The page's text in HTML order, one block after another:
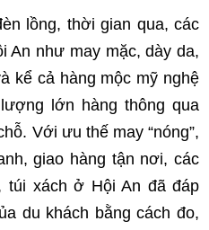
lồng, thời gian qua, các
An như may mặc, dày da,
kể cả hàng mộc mỹ nghệ
lớn hàng thông qua
Với ưu thế may “nóng”,
giao hàng tận nơi, các
túi xách ở Hội An đã đáp
du khách bằng cách đo,